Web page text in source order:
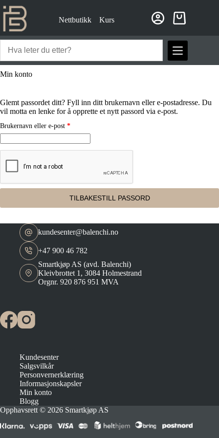
til
innholdet
Nettbutikk Kurs Handlekurv
Min konto
Glemt passordet ditt? Fyll inn ditt brukernavn eller e-postadresse. Du
vil motta en lenke for å opprette et nytt passord via e-post.
Brukernavn eller e-post *Påkrevd
TILBAKESTILL PASSORD
kundesenter@balenchi.no
+47 900 46 782
Smartkjøp AS (avd. Balenchi)
Kleivbrottet 1, 3084 Holmestrand
Orgnr. 920 876 951 MVA
Kundesenter
Salgsvilkår
Personvernerklæring
Informasjonskapsler
Min konto
Blogg
Opphavsrett © 2026 Smartkjøp AS